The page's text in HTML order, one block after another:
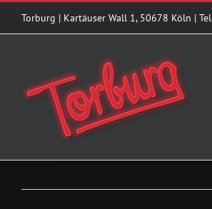
Zum
Inhalt
springen
Torburg | Kartäuser Wall 1, 50678 Köln |